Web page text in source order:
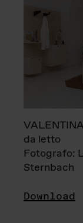
da letto
Fotografo:
Sternbach
Download